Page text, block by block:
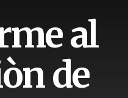
al
de